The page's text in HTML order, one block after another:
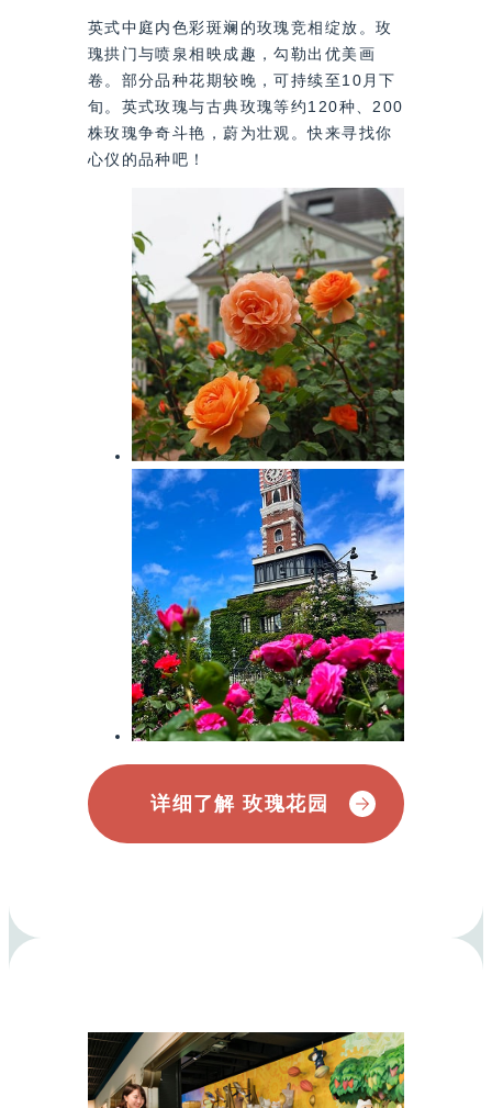
英式中庭内色彩斑斓的玫瑰竞相绽放。玫
瑰拱门与喷泉相映成趣，勾勒出优美画
卷。部分品种花期较晚，可持续至10月下
旬。英式玫瑰与古典玫瑰等约120种、200
株玫瑰争奇斗艳，蔚为壮观。快来寻找你
心仪的品种吧！
详细了解 玫瑰花园